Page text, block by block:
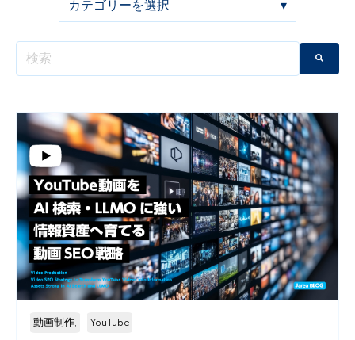
動画制作, YouTube